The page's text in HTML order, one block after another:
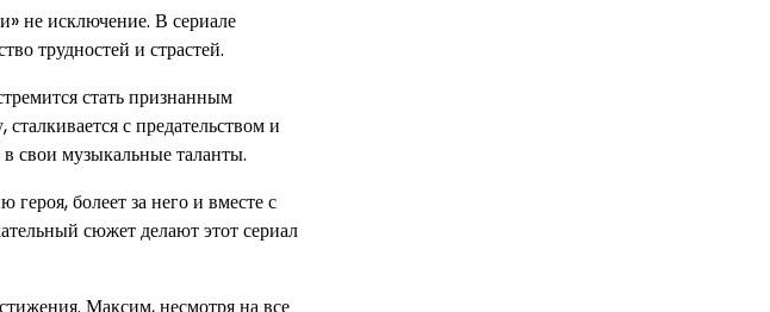
не исключение. В сериале
трудностей и страстей.
стать признанным
с предательством и
свои музыкальные таланты.
болеет за него и вместе с
сюжет делают этот сериал
Максим, несмотря на все